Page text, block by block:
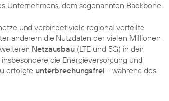
Unternehmens, dem sogenannten Backbone.
und verbindet viele regional verteilte
anderem die Nutzdaten der vielen Millionen
Netzausbau (LTE und 5G) in den
die Energieversorgung und
erfolgte unterbrechungsfrei - während des